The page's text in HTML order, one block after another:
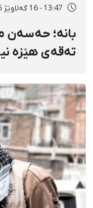
13:47 - 16 گەلاوێژ 2726
بانه؛ حەسەن
تەقەی هێزە